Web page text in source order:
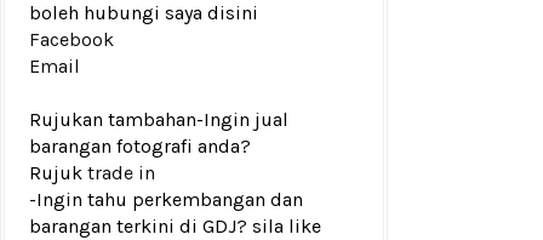
boleh hubungi saya disini
Facebook
Email
Rujukan tambahan-Ingin jual
barangan fotografi anda?
Rujuk trade in
-Ingin tahu perkembangan dan
barangan terkini di GDJ? sila like